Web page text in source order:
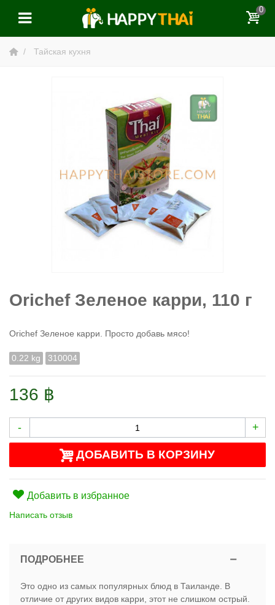
0
Тайская кухня
Orichef Зеленое карри, 110 г
Orichef Зеленое карри. Просто добавь мясо!
0.22 kg 310004
136 ฿
- +
ДОБАВИТЬ В КОРЗИНУ
Добавить в избранное
Написать отзыв
ПОДРОБНЕЕ
Это одно из самых популярных блюд в Таиланде. В
отличие от других видов карри, этот не слишком острый.